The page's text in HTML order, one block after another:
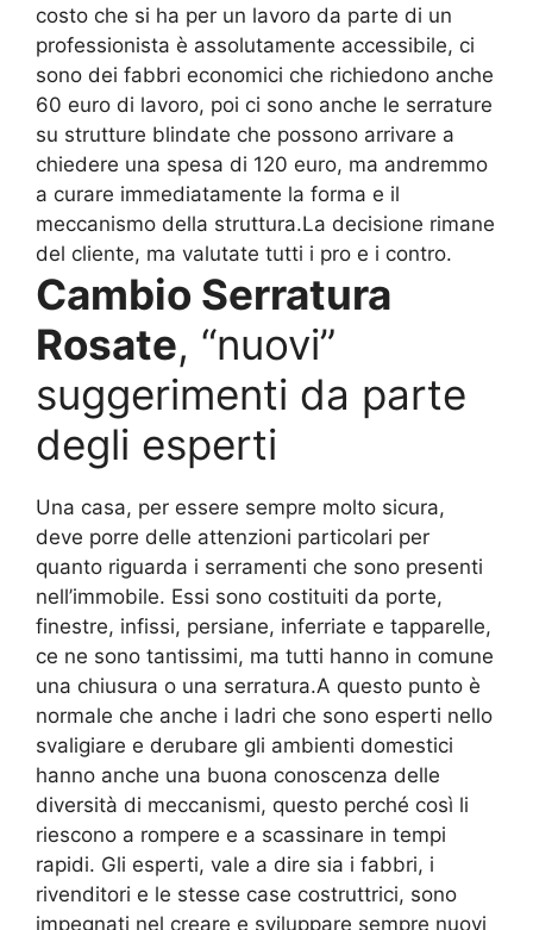
costo che si ha per un lavoro da parte di un
professionista è assolutamente accessibile, ci
sono dei fabbri economici che richiedono anche
60 euro di lavoro, poi ci sono anche le serrature
su strutture blindate che possono arrivare a
chiedere una spesa di 120 euro, ma andremmo
a curare immediatamente la forma e il
meccanismo della struttura.La decisione rimane
del cliente, ma valutate tutti i pro e i contro.
Cambio Serratura
Rosate, “nuovi”
suggerimenti da parte
degli esperti
Una casa, per essere sempre molto sicura,
deve porre delle attenzioni particolari per
quanto riguarda i serramenti che sono presenti
nell’immobile. Essi sono costituiti da porte,
finestre, infissi, persiane, inferriate e tapparelle,
ce ne sono tantissimi, ma tutti hanno in comune
una chiusura o una serratura.A questo punto è
normale che anche i ladri che sono esperti nello
svaligiare e derubare gli ambienti domestici
hanno anche una buona conoscenza delle
diversità di meccanismi, questo perché così li
riescono a rompere e a scassinare in tempi
rapidi. Gli esperti, vale a dire sia i fabbri, i
rivenditori e le stesse case costruttrici, sono
impegnati nel creare e sviluppare sempre nuovi